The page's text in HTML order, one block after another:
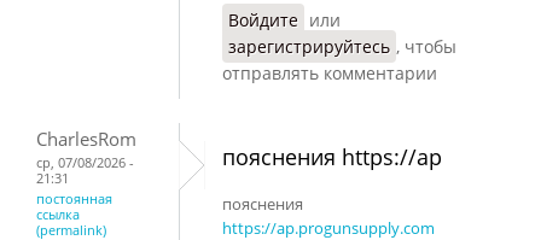
Войдите или
зарегистрируйтесь , чтобы
отправлять комментарии
CharlesRom
ср, 07/08/2026 -
21:31
постоянная
ссылка
(permalink)
пояснения https://ap
пояснения
https://ap.progunsupply.com